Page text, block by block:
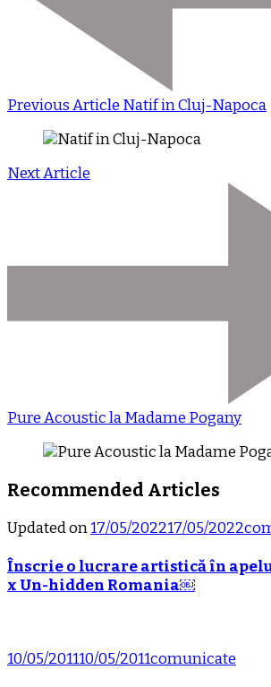
Previous Article Natif in Cluj-Napoca
Next Article
Pure Acoustic la Madame Pogany
Recommended Articles
Updated on17/05/202217/05/2022
Înscrie o lucrare artistică în
x Un-hidden Romania￼
10/05/201110/05/2011comunicate